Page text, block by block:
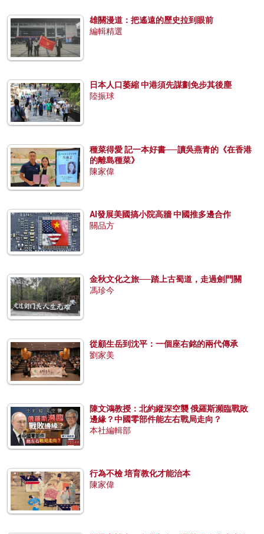
雄關漫道：把遙遠的歷史拉到眼前
編輯精選
日本人口萎縮 中港須先謀劃免步其後塵
陸振球
種菜得愛 記一本好書──讀吳燕青的《在香港
的離島種菜》
陳家偉
AI發展美國搞小院高牆 中國推多邊合作
關品方
金秋文化之旅──踏上古蜀道，走過劍門關
馮珍今
從顧生岳到沈平：一個座右銘的兩代傳承
劉家美
陳文鴻教授：北約縱深空襲 俄羅斯瀕臨戰敗
邊緣？中國零部件能左右戰局走向？
本社編輯部
行為不檢 培育教化才能治本
陳家偉